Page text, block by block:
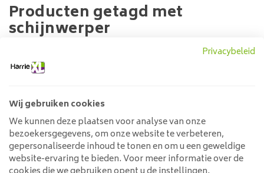
Producten getagd met
schijnwerper
Geen producten gevonden!...
Klantenservice
Privacybeleid
Wij gebruiken cookies
We kunnen deze plaatsen voor analyse van onze
bezoekersgegevens, om onze website te verbeteren,
gepersonaliseerde inhoud te tonen en om u een geweldige
website-ervaring te bieden. Voor meer informatie over de